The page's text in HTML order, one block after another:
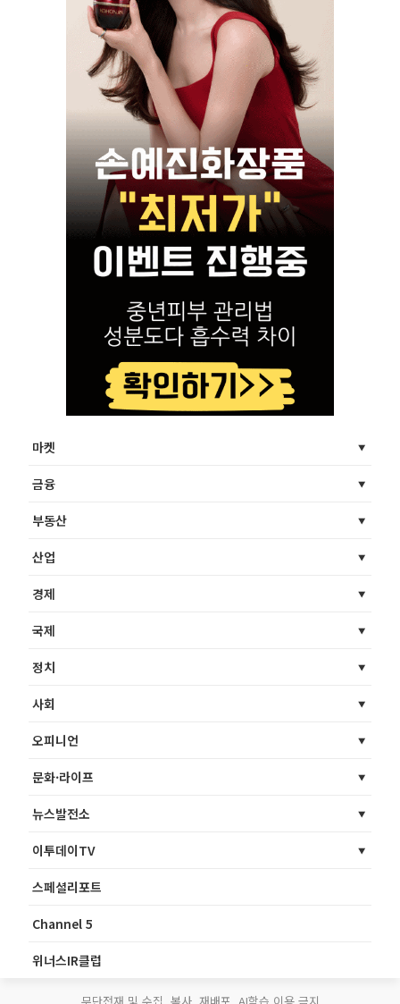
마켓
금융
부동산
산업
경제
국제
정치
사회
오피니언
문화·라이프
뉴스발전소
이투데이TV
스페셜리포트
Channel 5
위너스IR클럽